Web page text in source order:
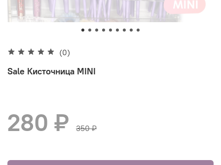
(0)
Sale Кисточница MINI
280 ₽ 350 ₽